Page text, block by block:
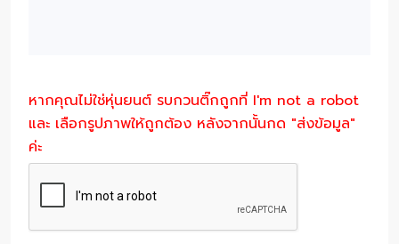
หากคุณไม่ใช่หุ่นยนต์ รบกวนติ๊กถูกที่ I'm not a robot
และ เลือกรูปภาพให้ถูกต้อง หลังจากนั้นกด "ส่งข้อมูล"
ค่ะ